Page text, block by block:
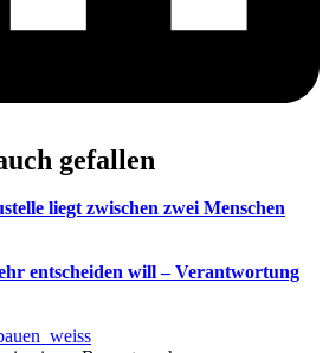
gefallen
liegt zwischen zwei Menschen
entscheiden will – Verantwortung